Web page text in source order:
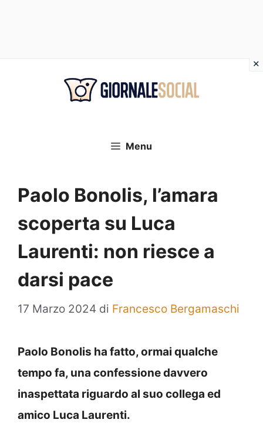
Menu
Paolo Bonolis, l’amara
scoperta su Luca
Laurenti: non riesce a
darsi pace
17 Marzo 2024 di Francesco Bergamaschi
Paolo Bonolis ha fatto, ormai qualche
tempo fa, una confessione davvero
inaspettata riguardo al suo collega ed
amico Luca Laurenti.